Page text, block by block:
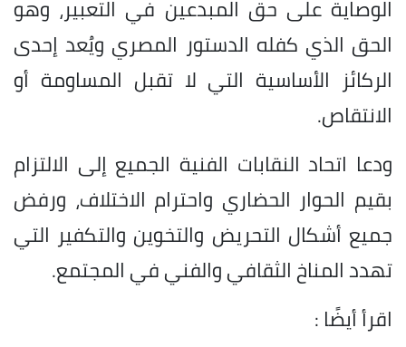
الوصاية على حق المبدعين في التعبير، وهو
الحق الذي كفله الدستور المصري ويُعد إحدى
الركائز الأساسية التي لا تقبل المساومة أو
الانتقاص.
ودعا اتحاد النقابات الفنية الجميع إلى الالتزام
بقيم الحوار الحضاري واحترام الاختلاف، ورفض
جميع أشكال التحريض والتخوين والتكفير التي
تهدد المناخ الثقافي والفني في المجتمع.
اقرأ أيضًا :